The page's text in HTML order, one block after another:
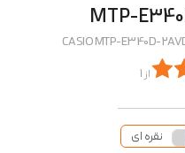
MTP-
CASIO MTP-E340D-
از 1
نقره ای